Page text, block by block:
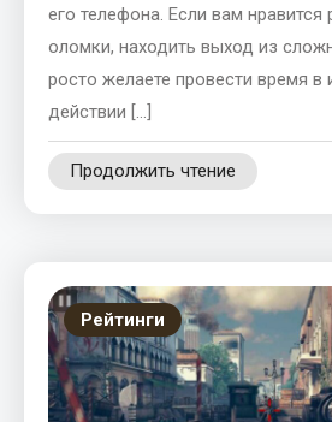
его телефона. Если вам нравится
оломки, находить выход из
росто желаете провести время в
действии […]
Продолжить чтение
Рейтинги